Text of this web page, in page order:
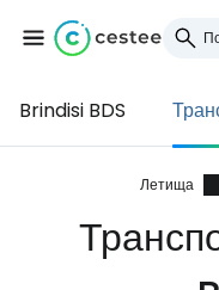
Brindisi BDS
Летища
Влезте
... световната